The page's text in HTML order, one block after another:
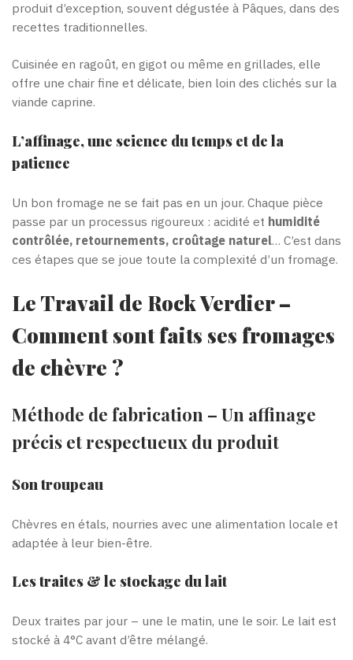
produit d’exception, souvent dégustée à Pâques, dans des
recettes traditionnelles.
Cuisinée en ragoût, en gigot ou même en grillades, elle
offre une chair fine et délicate, bien loin des clichés sur la
viande caprine.
L’affinage, une science du temps et de la
patience
Un bon fromage ne se fait pas en un jour. Chaque pièce
passe par un processus rigoureux : acidité et humidité
contrôlée, retournements, croûtage naturel… C’est dans
ces étapes que se joue toute la complexité d’un fromage.
Le Travail de Rock Verdier –
Comment sont faits ses fromages
de chèvre ?
Méthode de fabrication – Un affinage
précis et respectueux du produit
Son troupeau
Chèvres en étals, nourries avec une alimentation locale et
adaptée à leur bien-être.
Les traites & le stockage du lait
Deux traites par jour – une le matin, une le soir. Le lait est
stocké à 4°C avant d’être mélangé.